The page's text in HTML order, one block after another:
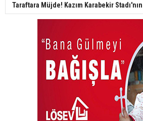
Taraftara Müjde! Kazım Karabekir